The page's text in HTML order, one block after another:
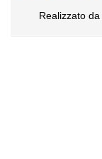
Realizzato da